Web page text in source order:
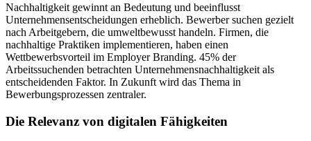
Nachhaltigkeit gewinnt an Bedeutung und beeinflusst
Unternehmensentscheidungen erheblich. Bewerber suchen gezielt
nach Arbeitgebern, die umweltbewusst handeln. Firmen, die
nachhaltige Praktiken implementieren, haben einen
Wettbewerbsvorteil im Employer Branding. 45% der
Arbeitssuchenden betrachten Unternehmensnachhaltigkeit als
entscheidenden Faktor. In Zukunft wird das Thema in
Bewerbungsprozessen zentraler.
Die Relevanz von digitalen Fähigkeiten